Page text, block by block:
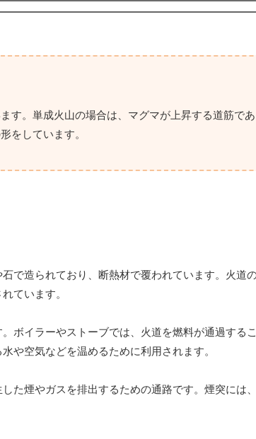
す。単成火山の場合は、マグマが上昇する道筋で
をしています。
で造られており、断熱材で覆われています。火道の
ています。
ボイラーやストーブでは、火道を燃料が通過する
や空気などを温めるために利用されます。
た煙やガスを排出するための通路です。煙突には